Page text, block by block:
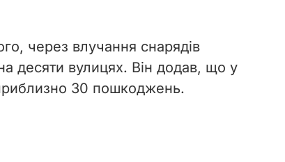
через влучання снарядів
десяти вулицях. Він додав, що у
30 пошкоджень.